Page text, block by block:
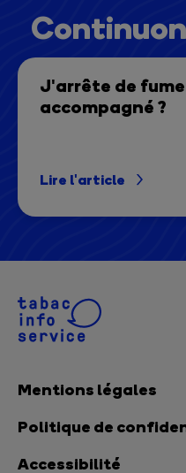
J'arrête de
accompagné ?
Lire l'article
Mentions légales
Politique de
Accessibilité